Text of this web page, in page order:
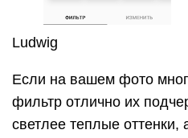
Ludwig
Если на вашем фото
фильтр отлично их
светлее теплые оттенки,